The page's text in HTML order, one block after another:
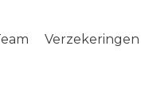
Verzekeringen